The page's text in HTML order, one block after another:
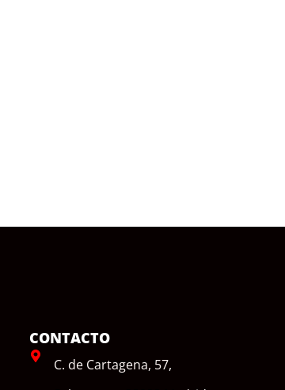
CONTACTO
C. de Cartagena, 57,